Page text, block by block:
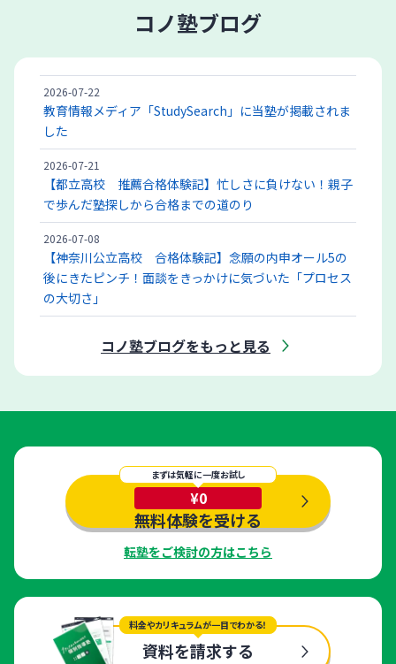
コノ塾ブログ
2026-07-22
教育情報メディア「StudySearch」に当塾が掲載されま
した
2026-07-21
【都立高校 推薦合格体験記】忙しさに負けない！親子
で歩んだ塾探しから合格までの道のり
2026-07-08
【神奈川公立高校 合格体験記】念願の内申オール5の
後にきたピンチ！面談をきっかけに気づいた「プロセス
の大切さ」
コノ塾ブログをもっと見る
まずは気軽に一度お試し
¥0
無料体験を受ける
転塾をご検討の方はこちら
料金やカリキュラムが一目でわかる！
資料を請求する